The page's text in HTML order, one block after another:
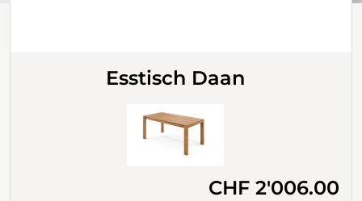
Esstisch Daan
CHF 2'006.00